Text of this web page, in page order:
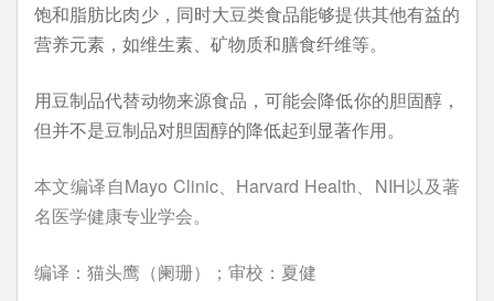
饱和脂肪比肉少，同时大豆类食品能够提供其他有益的
营养元素，如维生素、矿物质和膳食纤维等。
用豆制品代替动物来源食品，可能会降低你的胆固醇，
但并不是豆制品对胆固醇的降低起到显著作用。
本文编译自Mayo Clinic、Harvard Health、NIH以及著
名医学健康专业学会。
编译：猫头鹰（阑珊）；审校：夏健